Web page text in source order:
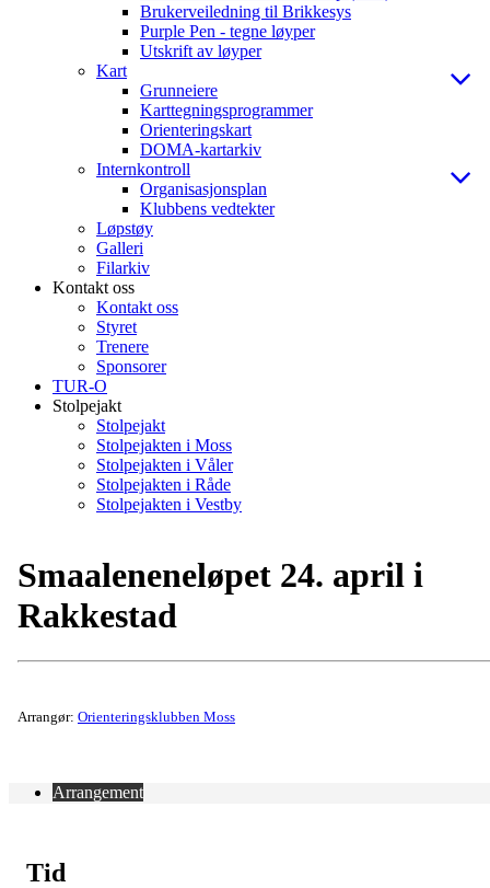
Brukerveiledning til Brikkesys
Purple Pen - tegne løyper
Utskrift av løyper
Kart
Grunneiere
Karttegningsprogrammer
Orienteringskart
DOMA-kartarkiv
Internkontroll
Organisasjonsplan
Klubbens vedtekter
Løpstøy
Galleri
Filarkiv
Kontakt oss
Kontakt oss
Styret
Trenere
Sponsorer
TUR-O
Stolpejakt
Stolpejakt
Stolpejakten i Moss
Stolpejakten i Våler
Stolpejakten i Råde
Stolpejakten i Vestby
Smaaleneneløpet 24. april i
Rakkestad
Arrangør: Orienteringsklubben Moss
Arrangement
Tid